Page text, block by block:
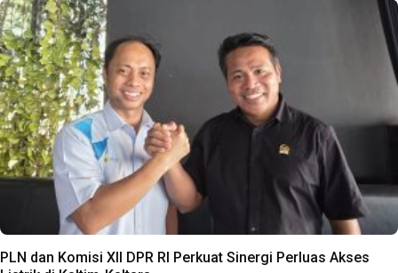
PLN dan Komisi XII DPR RI Perkuat Sinergi Perluas Akses